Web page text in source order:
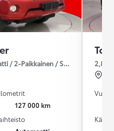
/ 2-Paikkainen / Sis. Alv / Keyless
127 000 km
2,8